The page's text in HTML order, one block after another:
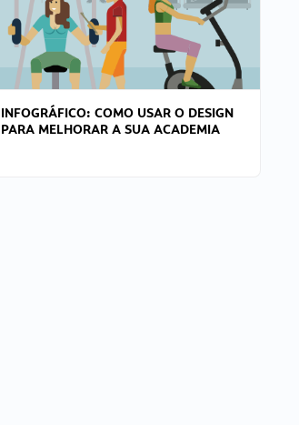
INFOGRÁFICO: COMO USAR O DESIGN
PARA MELHORAR A SUA ACADEMIA